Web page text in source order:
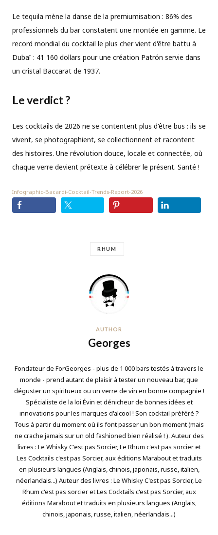
Le tequila mène la danse de la premiumisation : 86% des
professionnels du bar constatent une montée en gamme. Le
record mondial du cocktail le plus cher vient d'être battu à
Dubaï : 41 160 dollars pour une création Patrón servie dans
un cristal Baccarat de 1937.
Le verdict ?
Les cocktails de 2026 ne se contentent plus d'être bus : ils se
vivent, se photographient, se collectionnent et racontent
des histoires. Une révolution douce, locale et connectée, où
chaque verre devient prétexte à célébrer le présent. Santé !
Infographic-Bacardi-Cocktail-Trends-Report-2026
RHUM
AUTHOR
Georges
Fondateur de ForGeorges - plus de 1 000 bars testés à travers le
monde - prend autant de plaisir à tester un nouveau bar, que
déguster un spiritueux ou un verre de vin en bonne compagnie !
Spécialiste de la loi Évin et dénicheur de bonnes idées et
innovations pour les marques d'alcool ! Son cocktail préféré ?
Tous à partir du moment où ils font passer un bon moment (mais
ne crache jamais sur un old fashioned bien réalisé ! ). Auteur des
livres : Le Whisky C'est pas Sorcier, Le Rhum c'est pas sorcier et
Les Cocktails c'est pas Sorcier, aux éditions Marabout et traduits
en plusieurs langues (Anglais, chinois, japonais, russe, italien,
néerlandais...) Auteur des livres : Le Whisky C'est pas Sorcier, Le
Rhum c'est pas sorcier et Les Cocktails c'est pas Sorcier, aux
éditions Marabout et traduits en plusieurs langues (Anglais,
chinois, japonais, russe, italien, néerlandais...)